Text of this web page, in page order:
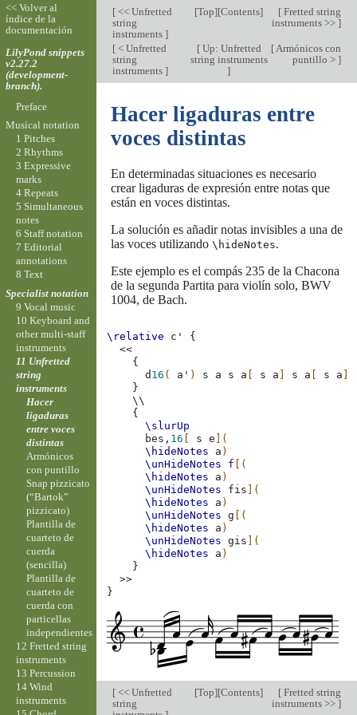
[<< Unfretted
string
instruments ]
[Top][Contents] [Fretted string
instruments >> ]
[< Unfretted
string
instruments ]
[Up: Unfretted
string instruments
]
[Armónicos con
puntillo > ]
Hacer ligaduras entre
voces distintas
En determinadas situaciones es necesario
crear ligaduras de expresión entre notas que
están en voces distintas.
La solución es añadir notas invisibles a una de
las voces utilizando \hideNotes.
Este ejemplo es el compás 235 de la Chacona
de la segunda Partita para violín solo, BWV
1004, de Bach.
\relative c'
{
<<
{
d 16 ( a' ) s a s a s a s a s a
}
\\
{
\slurUp
bes, 16 s e ](
\hideNotes
a )
\unHideNotes
f [(
\hideNotes
a )
\unHideNotes
fis ](
\hideNotes
a )
\unHideNotes
g [(
\hideNotes
a )
\unHideNotes
gis ](
\hideNotes
a )
}
>>
}
[<< Unfretted
string
[Top][Contents] [Fretted string
instruments >> ]
<< Volver al
índice de la
documentación
LilyPond snippets
v2.27.2
(development-
branch).
Preface
Musical notation
1 Pitches
2 Rhythms
3 Expressive
marks
4 Repeats
5 Simultaneous
notes
6 Staff notation
7 Editorial
annotations
8 Text
Specialist notation
9 Vocal music
10 Keyboard and
other multi-staff
instruments
11 Unfretted
string
instruments
Hacer
ligaduras
entre voces
distintas
Armónicos
con puntillo
Snap pizzicato
(“Bartok”
pizzicato)
Plantilla de
cuarteto de
cuerda
(sencilla)
Plantilla de
cuarteto de
cuerda con
particellas
independientes
12 Fretted string
instruments
13 Percussion
14 Wind
instruments